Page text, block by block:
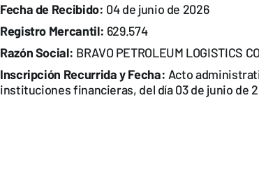
Fecha de Recibido: 04 de junio de 2026
Registro Mercantil: 629.574
Razón Social: BRAVO PETROLEUM LOGISTICS
Inscripción Recurrida y Fecha: Acto
instituciones financieras, del día 03 de junio de